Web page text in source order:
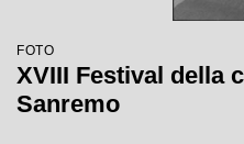
FOTO
XVIII Festival della
Sanremo